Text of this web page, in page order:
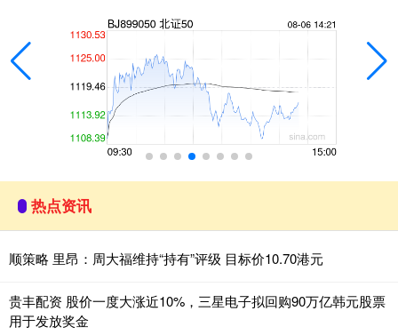
热点资讯
顺策略 里昂：周大福维持“持有”评级 目标价10.70港元
贵丰配资 股价一度大涨近10%，三星电子拟回购90万亿韩元股票
用于发放奖金